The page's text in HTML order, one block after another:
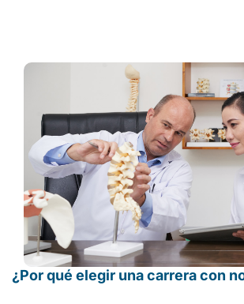
¿Por qué elegir una carrera con